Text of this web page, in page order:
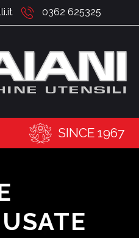
0362 625325
SINCE 1967